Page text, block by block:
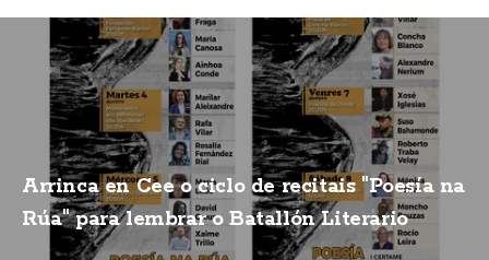
Arrinca en Cee o ciclo de recitais "Poesía na
Rúa" para lembrar o Batallón Literario